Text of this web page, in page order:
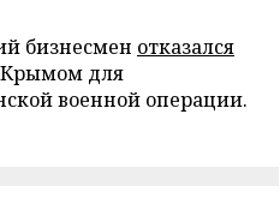
бизнесмен отказался
Крымом для
военной операции.